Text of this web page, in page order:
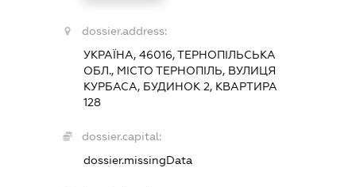
dossier.address:
УКРАЇНА, 46016, ТЕРНОПІЛЬСЬКА
ОБЛ., МІСТО ТЕРНОПІЛЬ, ВУЛИЦЯ
КУРБАСА, БУДИНОК 2, КВАРТИРА
128
dossier.capital:
dossier.missingData